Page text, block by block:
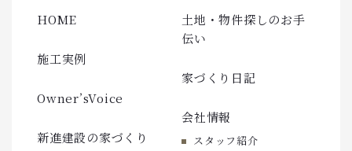
HOME
施工実例
Owner’sVoice
新進建設の家づくり
土地・物件探しのお手
伝い
家づくり日記
会社情報
スタッフ紹介